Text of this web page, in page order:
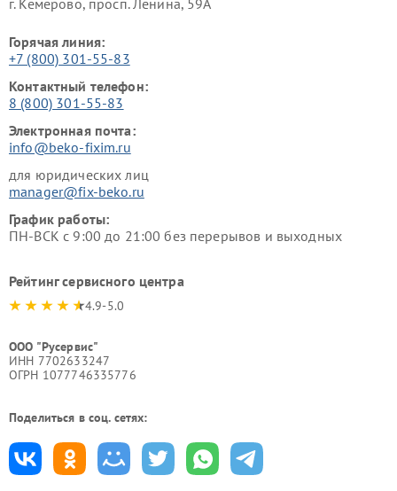
Горячая линия:
+7 (800) 301-55-83
Контактный телефон:
8 (800) 301-55-83
Электронная почта:
info@beko-fixim.ru
для юридических лиц
manager@fix-beko.ru
График работы:
ПН-ВСК с 9:00 до 21:00 без перерывов и выходных
Рейтинг сервисного центра
4.9-5.0
ООО "Русервис"
ИНН 7702633247
ОГРН 1077746335776
Поделиться в соц. сетях: